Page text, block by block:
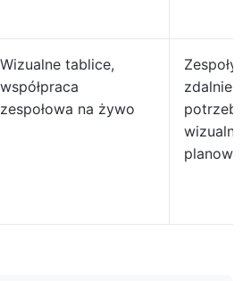
Wizualne tablice,
współpraca
zespołowa na żywo
Zespoły
zdalnie i